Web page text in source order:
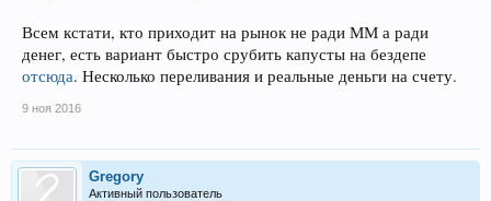
Всем кстати, кто приходит на рынок не ради ММ а ради
денег, есть вариант быстро срубить капусты на бездепе
отсюда. Несколько переливания и реальные деньги на счету.
9 ноя 2016
Gregory
Активный пользователь